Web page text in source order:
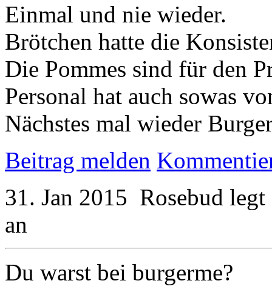
Einmal und nie wieder.
Brötchen hatte die
Die Pommes sind für den
Personal hat auch sowas
Nächstes mal wieder
Beitrag melden
31. Jan 2015 Rosebud
an
Du warst bei burgerme?